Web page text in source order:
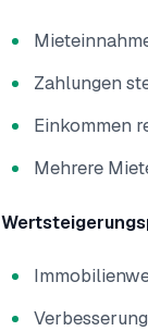
Zahlungen
Einkommen
Mehrere